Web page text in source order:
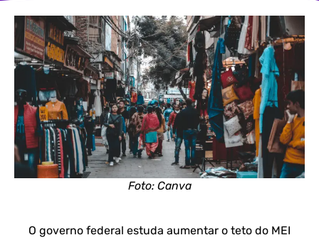
Foto: Canva
O governo federal estuda aumentar o teto do MEI